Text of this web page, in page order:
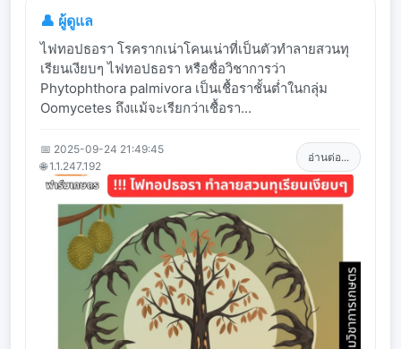
👤 ผู้ดูแล
ไฟทอปธอรา โรครากเน่าโคนเน่าที่เป็นตัวทำลายสวนทุ
เรียนเงียบๆ ไฟทอปธอรา หรือชื่อวิชาการว่า
Phytophthora palmivora เป็นเชื้อราชั้นต่ำในกลุ่ม
Oomycetes ถึงแม้จะเรียกว่าเชื้อรา...
📅 2025-09-24 21:49:45
🌐 1.1.247.192
อ่านต่อ...